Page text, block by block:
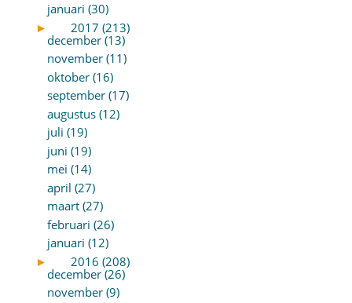
januari (30)
►
2017 (213)
december (13)
november (11)
oktober (16)
september (17)
augustus (12)
juli (19)
juni (19)
mei (14)
april (27)
maart (27)
februari (26)
januari (12)
►
2016 (208)
december (26)
november (9)